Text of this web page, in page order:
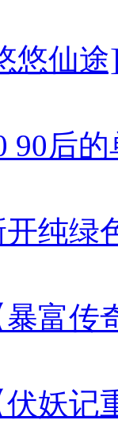
悠仙
90后
开纯绿
暴富
伏妖